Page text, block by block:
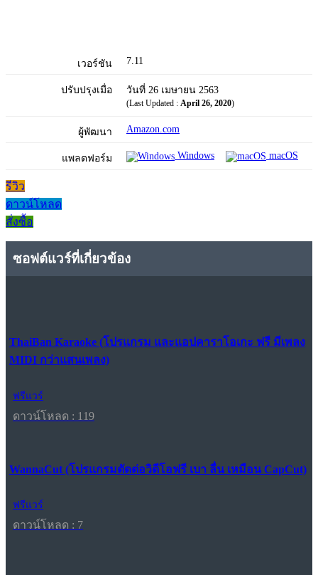
เวอร์ชัน 7.11
ปรับปรุงเมื่อ วันที่ 26 เมษายน 2563
(Last Updated : April 26, 2020)
ผู้พัฒนา Amazon.com
แพลตฟอร์ม Windows macOS
รีวิว
ดาวน์โหลด
สั่งซื้อ
ซอฟต์แวร์ที่เกี่ยวข้อง
ThaiBan Karaoke (โปรแกรม และแอปคาราโอเกะ ฟรี มีเพลง
MIDI กว่าแสนเพลง)
ฟรีแวร์
ดาวน์โหลด : 119
WannaCut (โปรแกรมตัดต่อวิดีโอฟรี เบา ลื่น เหมือน CapCut)
ฟรีแวร์
ดาวน์โหลด : 7